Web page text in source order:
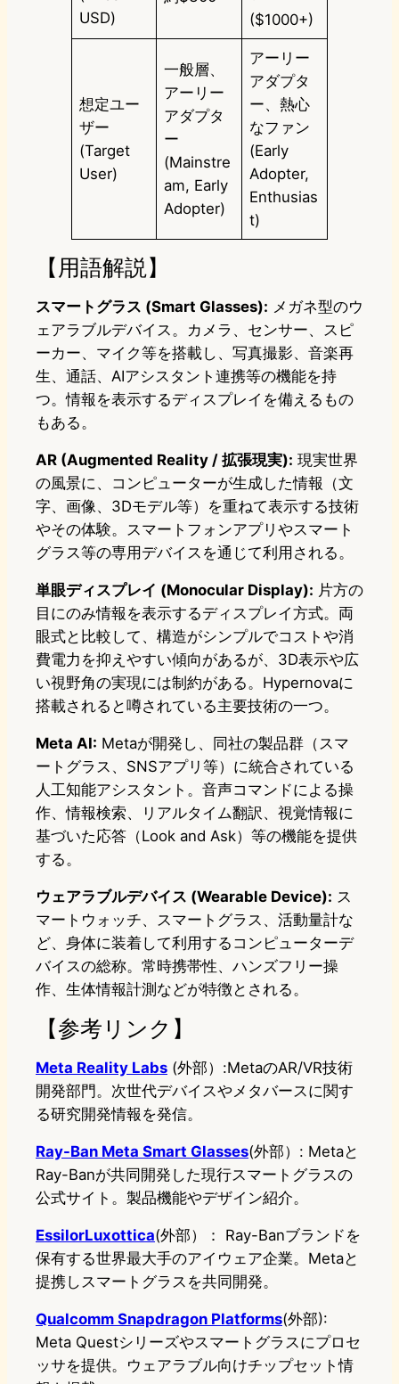
USD)
($1000+)
想定ユー
ザー
(Target
User)
一般層、
アーリー
アダプタ
ー
(Mainstre
am, Early
Adopter)
アーリー
アダプタ
ー、熱心
なファン
(Early
Adopter,
Enthusias
t)
【用語解説】
スマートグラス (Smart Glasses): メガネ型のウ
ェアラブルデバイス。カメラ、センサー、スピ
ーカー、マイク等を搭載し、写真撮影、音楽再
生、通話、AIアシスタント連携等の機能を持
つ。情報を表示するディスプレイを備えるもの
もある。
AR (Augmented Reality / 拡張現実): 現実世界
の風景に、コンピューターが生成した情報（文
字、画像、3Dモデル等）を重ねて表示する技術
やその体験。スマートフォンアプリやスマート
グラス等の専用デバイスを通じて利用される。
単眼ディスプレイ (Monocular Display): 片方の
目にのみ情報を表示するディスプレイ方式。両
眼式と比較して、構造がシンプルでコストや消
費電力を抑えやすい傾向があるが、3D表示や広
い視野角の実現には制約がある。Hypernovaに
搭載されると噂されている主要技術の一つ。
Meta AI: Metaが開発し、同社の製品群（スマ
ートグラス、SNSアプリ等）に統合されている
人工知能アシスタント。音声コマンドによる操
作、情報検索、リアルタイム翻訳、視覚情報に
基づいた応答（Look and Ask）等の機能を提供
する。
ウェアラブルデバイス (Wearable Device): ス
マートウォッチ、スマートグラス、活動量計な
ど、身体に装着して利用するコンピューターデ
バイスの総称。常時携帯性、ハンズフリー操
作、生体情報計測などが特徴とされる。
【参考リンク】
Meta Reality Labs (外部）:MetaのAR/VR技術
開発部門。次世代デバイスやメタバースに関す
る研究開発情報を発信。
Ray-Ban Meta Smart Glasses(外部）: Metaと
Ray-Banが共同開発した現行スマートグラスの
公式サイト。製品機能やデザイン紹介。
EssilorLuxottica(外部）： Ray-Banブランドを
保有する世界最大手のアイウェア企業。Metaと
提携しスマートグラスを共同開発。
Qualcomm Snapdragon Platforms(外部):
Meta Questシリーズやスマートグラスにプロセ
ッサを提供。ウェアラブル向けチップセット情